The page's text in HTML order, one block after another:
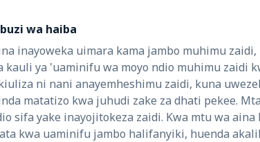
wa haiba
inayoweka uimara kama jambo muhimu
kauli ya 'uaminifu wa moyo ndio muhimu zaidi
ni nani anayemheshimu zaidi, kuna
matatizo kwa juhudi zake za dhati pekee.
sifa yake inayojitokeza zaidi. Kwa mtu wa
kwa uaminifu jambo halifanyiki, huenda